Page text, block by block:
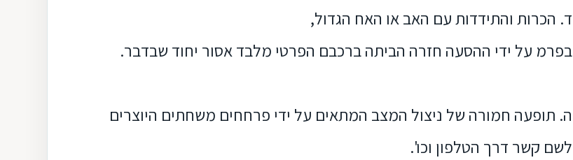
ד. הכרות והתידדות עם האב או האח הגדול,
בפרמ על ידי ההסעה חזרה הביתה ברכבם הפרטי מלבד אסור יחוד שבדבר.
ה. תופעה חמורה של ניצול המצב המתאים על ידי פרחחים משחתים היוצרים
לשם קשר דרך הטלפון וכו'.